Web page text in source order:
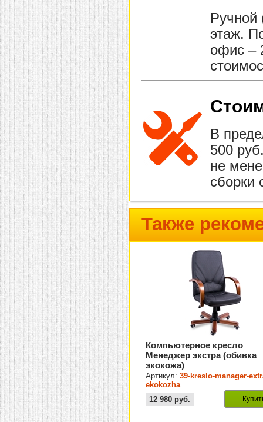
этаж.
офис –
В
500
не
сборки
Также
Компьютерное кресло
Менеджер экстра (обивка
экокожа)
Артикул:39-kreslo-manager-
ekokozha
12 980 руб.